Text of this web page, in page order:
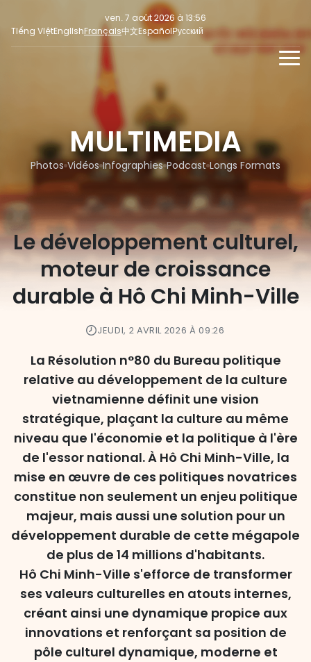
ven. 7 août 2026 à 13:56
Tiếng ViệtEnglishFrançais中文EspañolРусский
En continu
Focus
Opinion
INFORMATION POUR LA PRESSE
RÉSEAUX SOCIAUXMULTIMEDIA
Photos Vidéos Infographies Podcast Longs Formats
Le développement culturel,
moteur de croissance
durable à Hô Chi Minh-Ville
JEUDI, 2 AVRIL 2026 À 09:26
La Résolution n°80 du Bureau politique
relative au développement de la culture
vietnamienne définit une vision
stratégique, plaçant la culture au même
niveau que l'économie et la politique à l'ère
de l'essor national. À Hô Chi Minh-Ville, la
mise en œuvre de ces politiques novatrices
constitue non seulement un enjeu politique
majeur, mais aussi une solution pour un
développement durable de cette mégapole
de plus de 14 millions d'habitants.
Hô Chi Minh-Ville s'efforce de transformer
ses valeurs culturelles en atouts internes,
créant ainsi une dynamique propice aux
innovations et renforçant sa position de
pôle culturel dynamique, moderne et